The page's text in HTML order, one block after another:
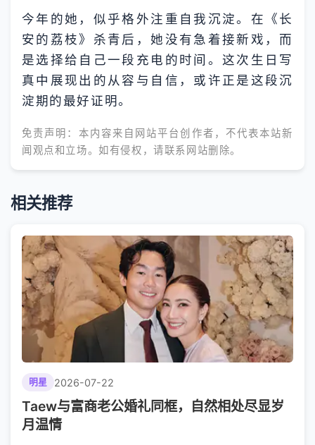
今年的她，似乎格外注重自我沉淀。在《长
安的荔枝》杀青后，她没有急着接新戏，而
是选择给自己一段充电的时间。这次生日写
真中展现出的从容与自信，或许正是这段沉
淀期的最好证明。
免责声明：本内容来自网站平台创作者，不代表本站新
闻观点和立场。如有侵权，请联系网站删除。
相关推荐
明星 2026-07-22
Taew与富商老公婚礼同框，自然相处尽显岁
月温情